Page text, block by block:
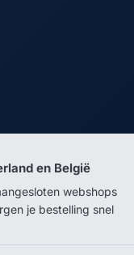
en België
webshops
je bestelling snel